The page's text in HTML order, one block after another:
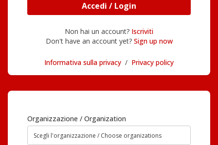
Accedi / Login
Non hai un account? Iscriviti
Don't have an account yet? Sign up now
Informativa sulla privacy / Privacy policy
Organizzazione / Organization